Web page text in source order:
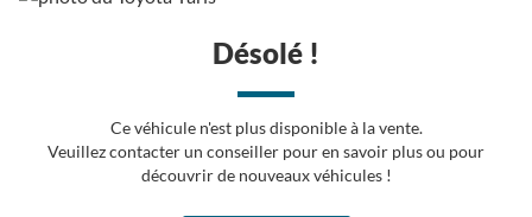
Désolé !
Ce véhicule n'est plus disponible à la vente.
Veuillez contacter un conseiller pour en savoir plus ou pour
découvrir de nouveaux véhicules !